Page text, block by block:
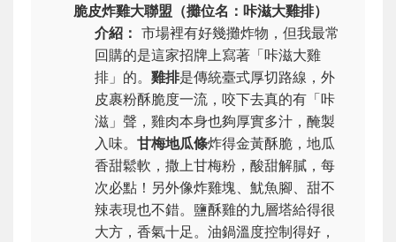
脆皮炸雞大聯盟（攤位名：咔滋大雞排）
介紹： 市場裡有好幾攤炸物，但我最常
回購的是這家招牌上寫著「咔滋大雞
排」的。 雞排是傳統臺式厚切路線，外
皮裹粉酥脆度一流，咬下去真的有「咔
滋」聲，雞肉本身也夠厚實多汁，醃製
入味。 甘梅地瓜條炸得金黃酥脆，地瓜
香甜鬆軟，撒上甘梅粉，酸甜解膩，每
次必點！另外像炸雞塊、魷魚腳、甜不
辣表現也不錯。鹽酥雞的九層塔給得很
大方，香氣十足。油鍋溫度控制得好，